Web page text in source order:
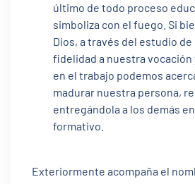
último de todo proceso
simboliza con el fuego. Si
Dios, a través del estudio de
fidelidad a nuestra vocación
en el trabajo podemos
madurar nuestra persona,
entregándola a los demás
formativo.
Exteriormente acompaña el